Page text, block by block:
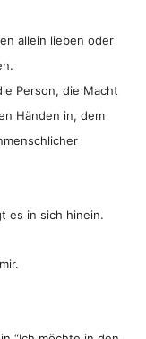
allein lieben oder
Person, die Macht
Händen in, dem
es in sich hinein.